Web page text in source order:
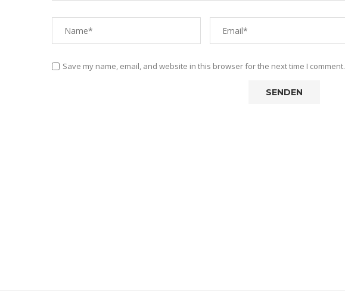
Save my name, email, and website in this browser for the next time I comment.